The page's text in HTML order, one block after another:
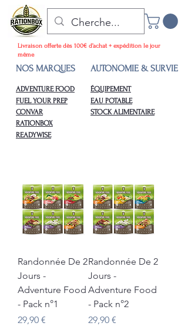
Livraison offerte dès 100€ d’achat + expédition le jour
même
NOS MARQUES
ADVENTURE FOOD
FUEL YOUR PREP
RATIONBOX
READYWISE
CONVAR
AUTONOMIE & SURVIE
ÉQUIPEMENT
EAU POTABLE
STOCK ALIMENTAIRE
Randonnée De 2
Jours -
Adventure Food
- Pack n°1
Prix
29,90 €
Randonnée De 2
Jours -
Adventure Food
- Pack n°2
Prix
29,90 €